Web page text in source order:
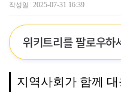
작성일 2025-07-31 16:39
위키트리를 팔로우하
지역사회가 함께